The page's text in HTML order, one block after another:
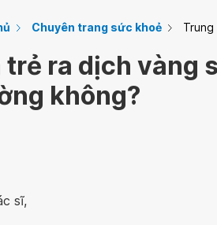
Chuyên trang sức khoẻ Trung
trẻ ra dịch vàng
không?
sĩ,